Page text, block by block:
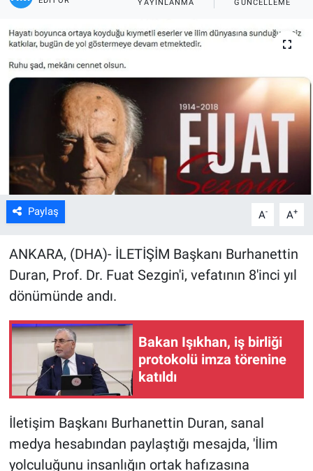
YAYINLANMA GÜNCELLEME
Paylaş A- A+
ANKARA, (DHA)- İLETİŞİM Başkanı Burhanettin
Duran, Prof. Dr. Fuat Sezgin'i, vefatının 8'inci yıl
dönümünde andı.
Bakan Işıkhan, iş birliği
protokolü imza törenine
katıldı
İletişim Başkanı Burhanettin Duran, sanal
medya hesabından paylaştığı mesajda, 'İlim
yolculuğunu insanlığın ortak hafızasına
Eğitim
Yaşam
Kültür Sanat
Bilim ve Teknoloji
Genel
Haber Arşivi